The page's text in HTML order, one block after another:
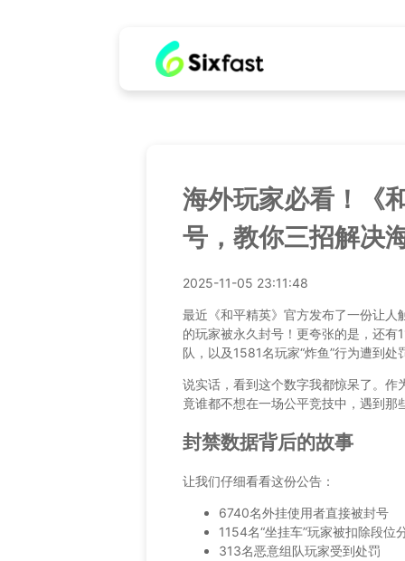
海外玩家必看！《
号，教你三招解决
2025-11-05 23:11:48
最近《和平精英》官方发布了一份让
的玩家被永久封号！更夸张的是，还有
队，以及1581名玩家“炸鱼”行为遭到处
说实话，看到这个数字我都惊呆了。
竟谁都不想在一场公平竞技中，遇到那
封禁数据背后的故事
让我们仔细看看这份公告：
6740名外挂使用者直接被封号
1154名“坐挂车”玩家被扣除段位
313名恶意组队玩家受到处罚